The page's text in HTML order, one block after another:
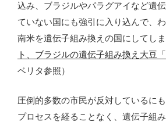
込み、ブラジルやパラグアイなど遺
ていない国にも強引に入り込んで、
南米を遺伝子組み換えの国にしてし
ト、ブラジルの遺伝子組み換え大豆
ベリタ参照）
圧倒的多数の市民が反対しているに
プロセスを経ることなく、遺伝子組